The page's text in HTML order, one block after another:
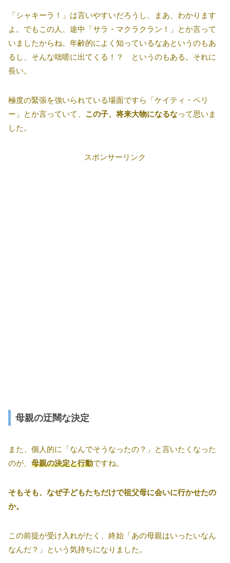
「シャキーラ！」は言いやすいだろうし、まあ、わかります
よ。でもこの人、途中「サラ・マクラクラン！」とか言って
いましたからね。年齢的によく知っているなあというのもあ
るし、そんな咄嗟に出てくる！？ というのもある。それに
長い。
極度の緊張を強いられている場面ですら「ケイティ・ペリ
ー」とか言っていて、 この子、将来大物になるなって思いま
した。
スポンサーリンク
母親の迂闊な決定
また、個人的に「なんでそうなったの？」と言いたくなった
のが、 母親の決定と行動ですね。
そもそも、なぜ子どもたちだけで祖父母に会いに行かせたの
か。
この前提が受け入れがたく、終始「あの母親はいったいなん
なんだ？」という気持ちになりました。